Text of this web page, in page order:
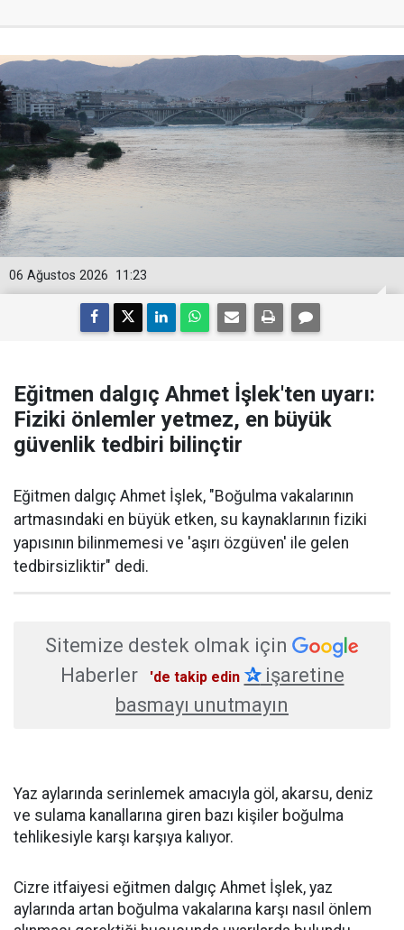
11:23
06 Ağustos 2026
Eğitmen dalgıç Ahmet İşlek'ten uyarı:
Fiziki önlemler yetmez, en büyük
güvenlik tedbiri bilinçtir
Eğitmen dalgıç Ahmet İşlek, "Boğulma vakalarının
artmasındaki en büyük etken, su kaynaklarının fiziki
yapısının bilinmemesi ve 'aşırı özgüven' ile gelen
tedbirsizliktir" dedi.
Sitemize destek olmak için
Haberler
'de takip edin ✰işaretine
basmayı unutmayın
Yaz aylarında serinlemek amacıyla göl, akarsu, deniz
ve sulama kanallarına giren bazı kişiler boğulma
tehlikesiyle karşı karşıya kalıyor.
Cizre itfaiyesi eğitmen dalgıç Ahmet İşlek, yaz
aylarında artan boğulma vakalarına karşı nasıl önlem